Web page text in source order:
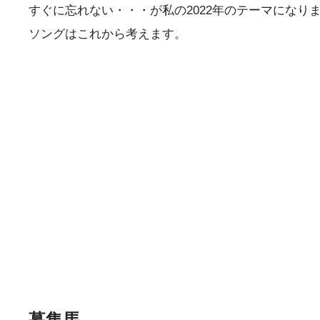
すぐに忘れない・・・が私の2022年のテーマになり
ソングはこれから考えます。